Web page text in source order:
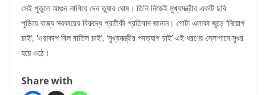
সেই পুতুলে আগুন লাগিয়ে দেন তুষার ঘোষ। তিনি নিজেই মুখ্যমন্ত্রীর একটি ছবি
পুড়িয়ে রাজ্য সরকারের বিরুদ্ধে প্রতীকী প্রতিবাদ জানান। গোটা এলাকা জুড়ে ‘নিয়োগ
চাই’, ‘ওয়াকাপ বিল বাতিল চাই’, ‘মুখ্যমন্ত্রীর পদত্যাগ চাই’ এই ধরণের স্লোগানে মুখর
হয়ে ওঠে।
Share with